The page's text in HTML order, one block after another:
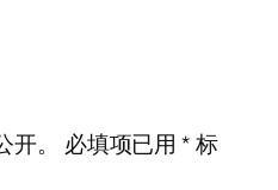
。
必填项已用*标